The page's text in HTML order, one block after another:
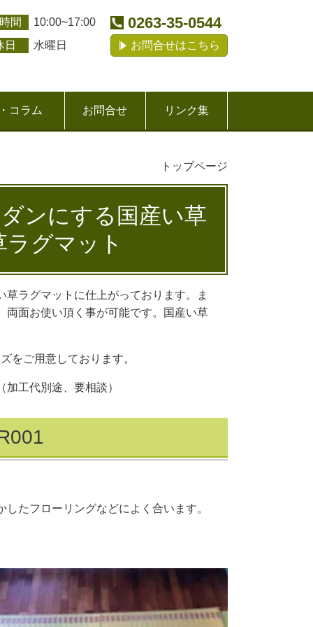
間
10:00~17:00
日
水曜日
0263-35-0544
お問合せはこちら
コラム お問合せ リンク集
トップページ
ンにする国産い草
グマット
ラグマットに仕上がっております。
ま
面お使い頂く事が可能です。
国産い草
をご用意しております。
工代別途、要相談）
たフローリングなどによく合います。